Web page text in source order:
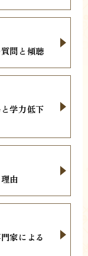
問と傾聴
学力低下
由
家による